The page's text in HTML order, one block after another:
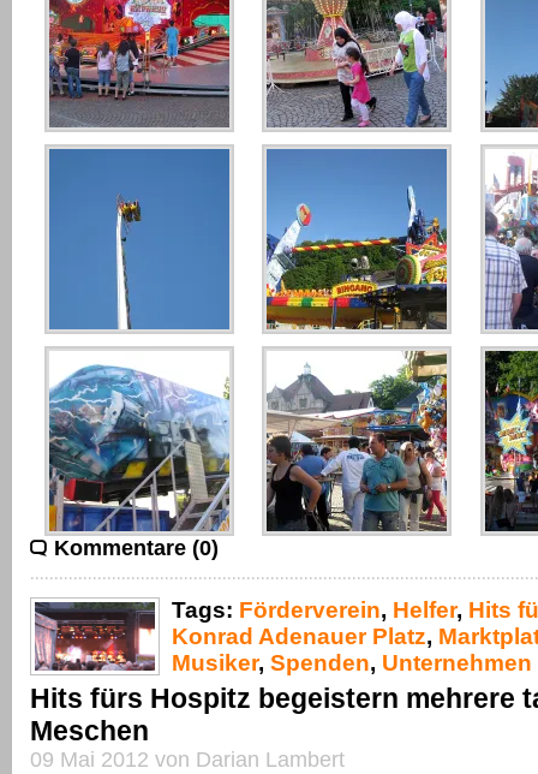
Kommentare (0)
Tags: Förderverein, Helfer, Hits
Konrad Adenauer Platz,
Musiker, Spenden, Unternehmen
Hits fürs Hospitz begeistern mehrere
Meschen
09 Mai 2012 von Darian Lambert